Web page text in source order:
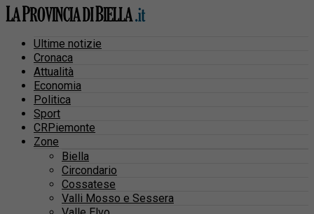
Ultime notizie
Cronaca
Attualità
Economia
Politica
Sport
CRPiemonte
Zone
Biella
Circondario
Cossatese
Valli Mosso e Sessera